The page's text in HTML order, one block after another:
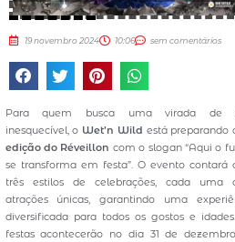
19 novembro 2024 10:06 sem comentários
Para quem busca uma virada de
inesquecível, o Wet’n Wild está preparando
edição do Réveillon com o slogan “Aqui o
se transforma em festa”. O evento contará
três estilos de celebrações, cada uma
atrações únicas, garantindo uma
diversificada para todos os gostos e
festas acontecerão no dia 31 de